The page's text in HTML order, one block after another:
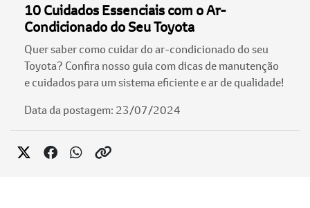
10 Cuidados Essenciais com o Ar-
Condicionado do Seu Toyota
Quer saber como cuidar do ar-condicionado do seu
Toyota? Confira nosso guia com dicas de manutenção
e cuidados para um sistema eficiente e ar de qualidade!
Data da postagem: 23/07/2024